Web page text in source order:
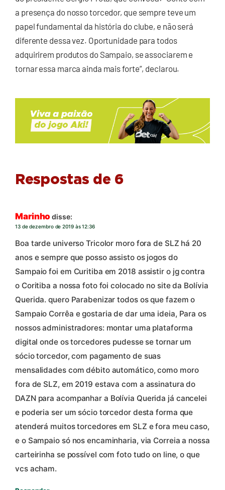
a presença do nosso torcedor, que sempre teve um
papel fundamental da história do clube, e não será
diferente dessa vez. Oportunidade para todos
adquirirem produtos do Sampaio, se associarem e
tornar essa marca ainda mais forte”, declarou.
Respostas de 6
Marinho disse:
13 de dezembro de 2019 às 12:36
Boa tarde universo Tricolor moro fora de SLZ há 20
anos e sempre que posso assisto os jogos do
Sampaio foi em Curitiba em 2018 assistir o jg contra
o Coritiba a nossa foto foi colocado no site da Bolívia
Querida. quero Parabenizar todos os que fazem o
Sampaio Corrêa e gostaria de dar uma ideia, Para os
nossos administradores: montar uma plataforma
digital onde os torcedores pudesse se tornar um
sócio torcedor, com pagamento de suas
mensalidades com débito automático, como moro
fora de SLZ, em 2019 estava com a assinatura do
DAZN para acompanhar a Bolívia Querida já cancelei
e poderia ser um sócio torcedor desta forma que
atenderá muitos torcedores em SLZ e fora meu caso,
e o Sampaio só nos encaminharia, via Correia a nossa
carteirinha se possível com foto tudo on line, o que
vcs acham.